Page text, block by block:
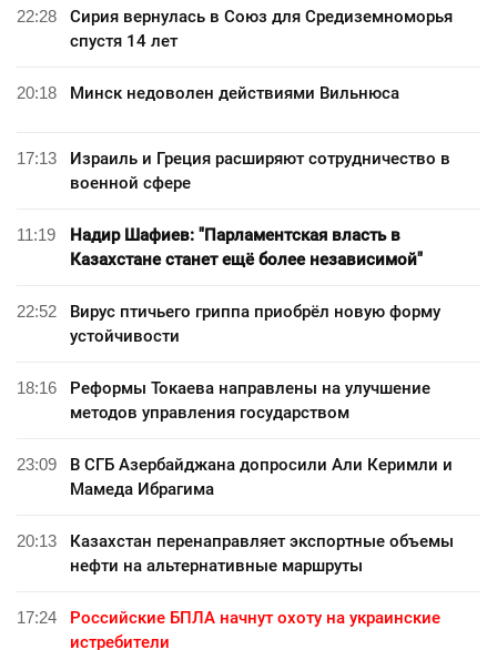
22:28
Сирия вернулась в Союз для Средиземноморья
спустя 14 лет
20:18 Минск недоволен действиями Вильнюса
17:13
Израиль и Греция расширяют сотрудничество в
военной сфере
11:19
Надир Шафиев: "Парламентская власть в
Казахстане станет ещё более независимой"
22:52
Вирус птичьего гриппа приобрёл новую форму
устойчивости
18:16
Реформы Токаева направлены на улучшение
методов управления государством
23:09
В СГБ Азербайджана допросили Али Керимли и
Мамеда Ибрагима
20:13
Казахстан перенаправляет экспортные объемы
нефти на альтернативные маршруты
17:24
Российские БПЛА начнут охоту на украинские
истребители